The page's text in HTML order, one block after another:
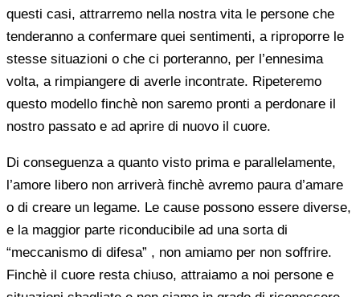
questi casi, attrarremo nella nostra vita le persone che
tenderanno a confermare quei sentimenti, a riproporre le
stesse situazioni o che ci porteranno, per l’ennesima
volta, a rimpiangere di averle incontrate. Ripeteremo
questo modello finchè non saremo pronti a perdonare il
nostro passato e ad aprire di nuovo il cuore.
Di conseguenza a quanto visto prima e parallelamente,
l’amore libero non arriverà finchè avremo paura d’amare
o di creare un legame. Le cause possono essere diverse,
e la maggior parte riconducibile ad una sorta di
“meccanismo di difesa” , non amiamo per non soffrire.
Finchè il cuore resta chiuso, attraiamo a noi persone e